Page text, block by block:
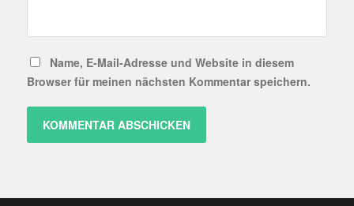
Name, E-Mail-Adresse und Website in diesem
Browser für meinen nächsten Kommentar speichern.